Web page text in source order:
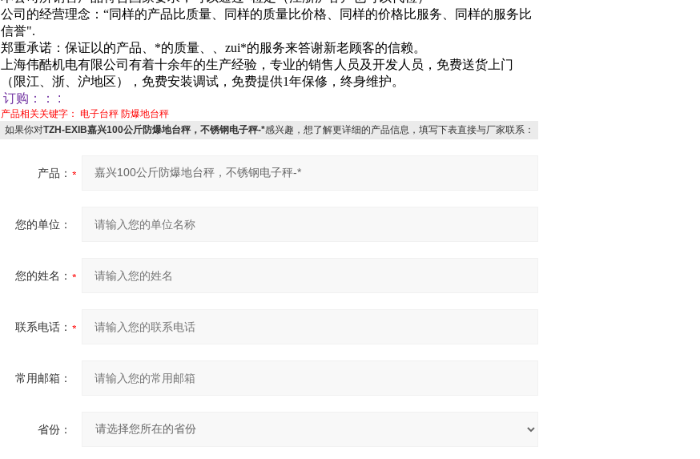
公司的经营理念：“同样的产品比质量、同样的质量比价格、同样的价格比服务、同样的服务比
信誉".
郑重承诺：保证以的产品、*的质量、、zui*的服务来答谢新老顾客的信赖。
上海伟酷机电有限公司有着十余年的生产经验，专业的销售人员及开发人员，免费送货上门
（限江、浙、沪地区），免费安装调试，免费提供1年保修，终身维护。
订购：
： :
产品相关关键字： 电子台秤 防爆地台秤
如果你对TZH-EXIB嘉兴100公斤防爆地台秤，不锈钢电子秤-*感兴趣，想了解更详细的产品信息，填写下表直接与厂家联系：
产品：
您的单位：
您的姓名：
联系电话：
常用邮箱：
省份：